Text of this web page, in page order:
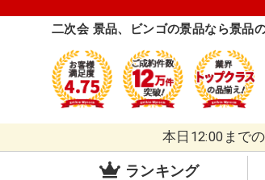
二次会 景品、ビンゴの景品なら景品
本日12:00まで
ランキング